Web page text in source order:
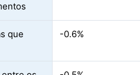
que
-0.6%